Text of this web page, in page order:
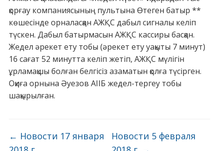
қорғау компаниясының пультына Өтеген батыр **
көшесінде орналасқан АЖҚС дабыл сигналы келіп
түскен. Дабыл батырмасын АЖҚС кассиры басқан.
Жедел әрекет ету тобы (әрекет ету уақыты 7 минут)
16 сағат 52 минутта келіп жетіп, АЖҚС мүлігін
ұрламақшы болған белгісіз азаматын қолға түсірген.
Оқиға орнына Әуезов АІІБ жедел-тергеу тобы
шақырылған.
← Новости 17 января
Новости 5 февраля